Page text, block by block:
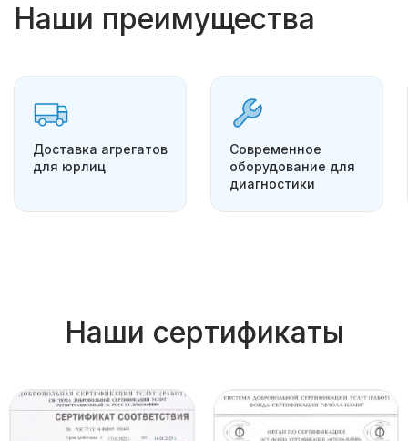
Наши преимущества
Доставка агрегатов
для юрлиц
Современное
оборудование для
диагностики
Наши сертификаты